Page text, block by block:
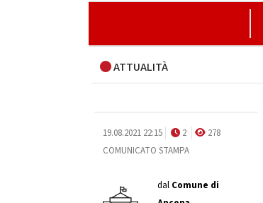
ATTUALITÀ
19.08.2021 22:15 2
278
COMUNICATO STAMPA
dal Comune di